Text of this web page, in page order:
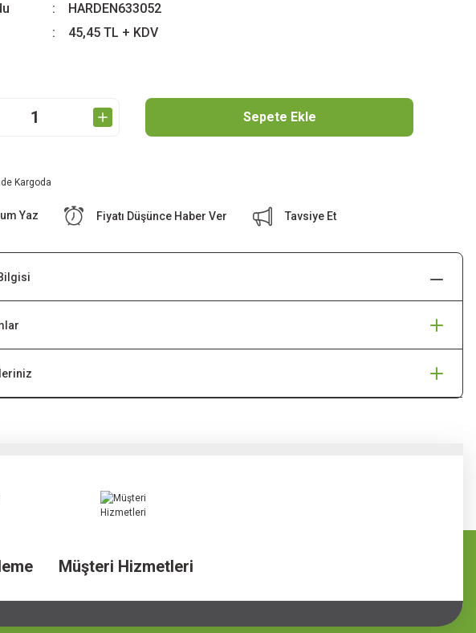
HARDEN633052
45,45 TL + KDV
Sepete Ekle
Kargoda
Yaz Fiyatı Düşünce Haber Ver Tavsiye Et
Müşteri Hizmetleri